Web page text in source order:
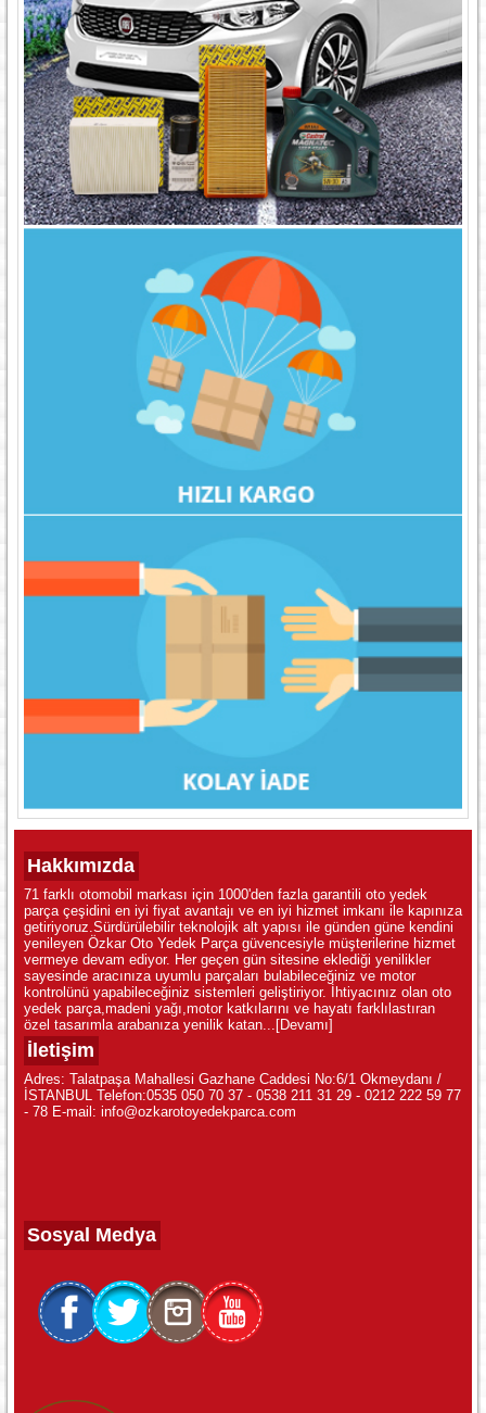
Hakkımızda
71 farklı otomobil markası için 1000'den fazla garantili oto yedek
parça çeşidini en iyi fiyat avantajı ve en iyi hizmet imkanı ile kapınıza
getiriyoruz.Sürdürülebilir teknolojik alt yapısı ile günden güne kendini
yenileyen Özkar Oto Yedek Parça güvencesiyle müşterilerine hizmet
vermeye devam ediyor. Her geçen gün sitesine eklediği yenilikler
sayesinde aracınıza uyumlu parçaları bulabileceğiniz ve motor
kontrolünü yapabileceğiniz sistemleri geliştiriyor. İhtiyacınız olan oto
yedek parça,madeni yağı,motor katkılarını ve hayatı farklılastıran
özel tasarımla arabanıza yenilik katan... [Devamı]
İletişim
Adres: Talatpaşa Mahallesi Gazhane Caddesi No:6/1 Okmeydanı /
İSTANBUL Telefon:0535 050 70 37 - 0538 211 31 29 - 0212 222 59 77
- 78 E-mail: info@ozkarotoyedekparca.com
Sosyal Medya